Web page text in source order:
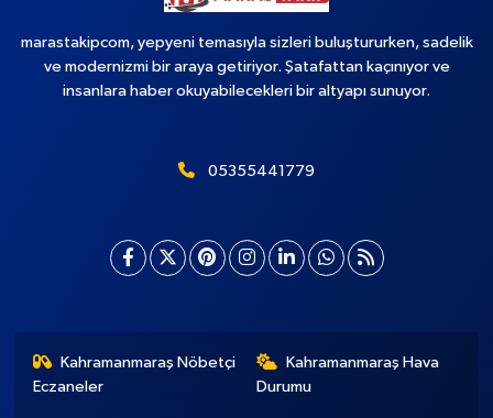
marastakipcom, yepyeni temasıyla sizleri buluştururken, sadelik
ve modernizmi bir araya getiriyor. Şatafattan kaçınıyor ve
insanlara haber okuyabilecekleri bir altyapı sunuyor.
05355441779
Kahramanmaraş Nöbetçi
Eczaneler
Kahramanmaraş Hava
Durumu